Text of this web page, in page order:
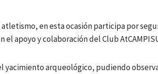
en esta ocasión participa por
el apoyo y colaboración del Club
yacimiento arqueológico, pudiendo